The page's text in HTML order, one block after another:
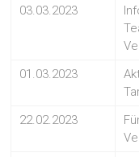
03.03.2023
01.03.2023
22.02.2023